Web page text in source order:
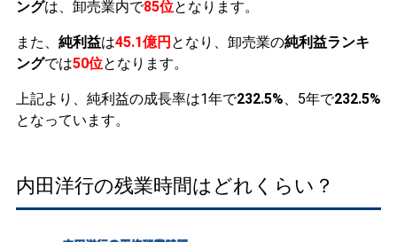
ングは、卸売業内で85位となります。
また、 純利益は45.1億円 となり、卸売業の純利益ランキ
ングでは50位となります。
上記より、純利益の成長率は1年で232.5%、5年で232.5%
となっています。
内田洋行の残業時間はどれくらい？